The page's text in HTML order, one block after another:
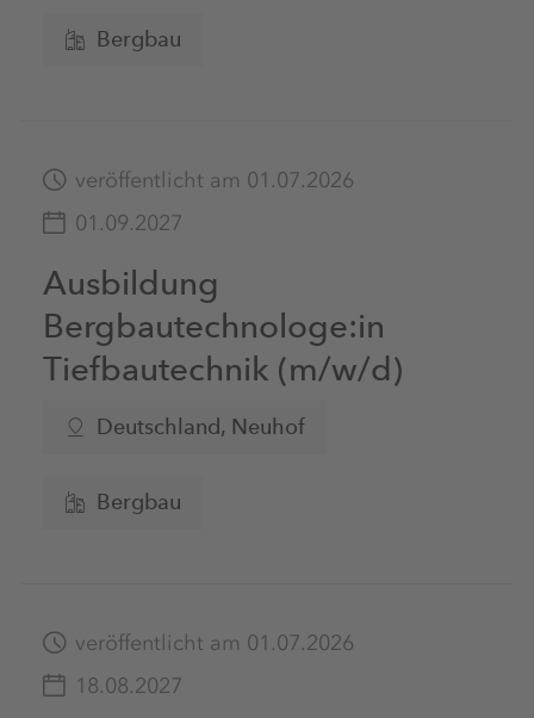
Bergbau
veröffentlicht am 01.07.2026
01.09.2027
Ausbildung
Bergbautechnologe:in
Tiefbautechnik (m/w/d)
Deutschland, Neuhof
Bergbau
veröffentlicht am 01.07.2026
18.08.2027